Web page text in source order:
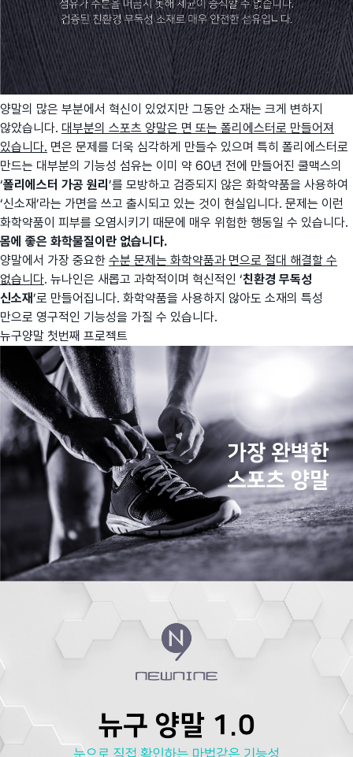
양말의 많은 부분에서 혁신이 있었지만 그동안 소재는 크게 변하지
않았습니다. 대부분의 스포츠 양말은 면 또는 폴리에스터로 만들어져
있습니다. 면은 문제를 더욱 심각하게 만들수 있으며 특히 폴리에스터로
만드는 대부분의 기능성 섬유는 이미 약 60년 전에 만들어진 쿨맥스의
‘폴리에스터 가공 원리 ’를 모방하고 검증되지 않은 화학약품을 사용하여
‘신소재’라는 가면을 쓰고 출시되고 있는 것이 현실입니다. 문제는 이런
화학약품이 피부를 오염시키기 때문에 매우 위험한 행동일 수 있습니다.
몸에 좋은 화학물질이란 없습니다.
양말에서 가장 중요한 수분 문제는 화학약품과 면으로 절대 해결할 수
없습니다. 뉴나인은 새롭고 과학적이며 혁신적인 ‘친환경 무독성
신소재’로 만들어집니다. 화학약품을 사용하지 않아도 소재의 특성
만으로 영구적인 기능성을 가질 수 있습니다.
뉴구양말 첫번째 프로젝트